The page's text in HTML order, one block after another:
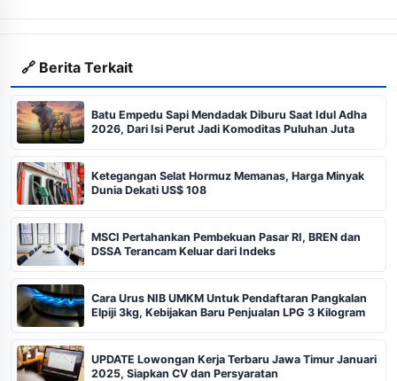
🔗 Berita Terkait
Batu Empedu Sapi Mendadak Diburu Saat Idul Adha
2026, Dari Isi Perut Jadi Komoditas Puluhan Juta
Ketegangan Selat Hormuz Memanas, Harga Minyak
Dunia Dekati US$ 108
MSCI Pertahankan Pembekuan Pasar RI, BREN dan
DSSA Terancam Keluar dari Indeks
Cara Urus NIB UMKM Untuk Pendaftaran Pangkalan
Elpiji 3kg, Kebijakan Baru Penjualan LPG 3 Kilogram
UPDATE Lowongan Kerja Terbaru Jawa Timur Januari
2025, Siapkan CV dan Persyaratan